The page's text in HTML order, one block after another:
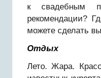
к свадебным
рекомендации?
можете сделать
Отдых
Лето. Жара.